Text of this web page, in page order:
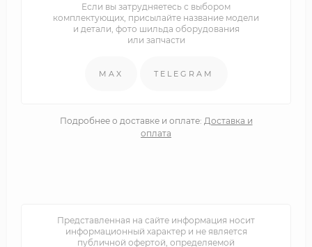
Если вы затрудняетесь с выбором
комплектующих, присылайте название модели
и детали, фото шильда оборудования
или запчасти
MAX TELEGRAM
Подробнее о доставке и оплате: Доставка и
оплата
Представленная на сайте информация носит
информационный характер и не является
публичной офертой, определяемой